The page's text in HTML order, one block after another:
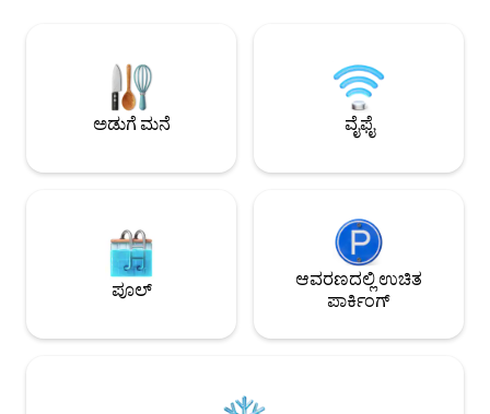
ವೆಸ್ಟ್ ಮಿಡ್ಸ್ ಸಫಾರಿ ಪಾರ್ಕ್, ಟ್ವೈಕ್ರಾಸ್ ಮೃಗಾಲಯ,
ಪೀಕ್ ಡಿಸ್ಟ್ರಿಕ್ಟ್, ಬೆಲ್‌ಫ್ರೈ ಗಾಲ್ಫ್ ಕೋರ್ಸ್ ಮತ್ತು ಇನ್ನೂ
ಅನೇಕ ಸ್ಥಳಗಳಿಗೆ ಹೋಗಲು ಉತ್ತಮ ಸ್ಥಳದಲ್ಲಿದೆ.
ನ್ಯಾಟ್ ಅರ್ಬೊರೇಟಮ್ 10 ಮೈಲಿ ದೂರದಲ್ಲಿದೆ
ನಡೆಯುತ್ತವೆ ಸ್ನೂಕರ್
ಬರ್ಮಿಂಗ್‌ಹ್ಯಾಮ್ 14
ರೈಲು
ವಾರ್ವಿಕ್ 12
ಅಡುಗೆ ಮನೆ ವೈಫೈ
ಪೂಲ್
ಆವರಣದಲ್ಲಿ ಉಚಿತ
ಪಾರ್ಕಿಂಗ್